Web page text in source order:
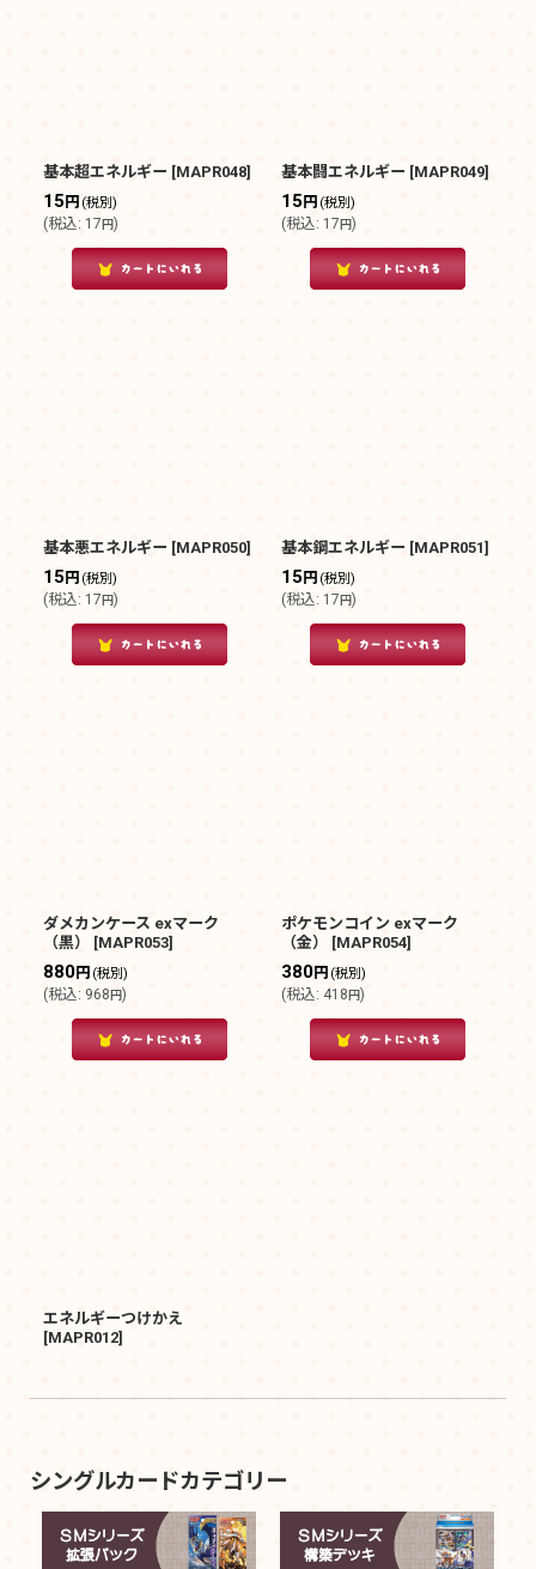
基本超エネルギー [MAPR048]
15 円 (税別)
(税込: 17円)
基本闘エネルギー [MAPR049]
15 円 (税別)
(税込: 17円)
基本悪エネルギー [MAPR050]
15 円 (税別)
(税込: 17円)
基本鋼エネルギー [MAPR051]
15 円 (税別)
(税込: 17円)
ダメカンケース exマーク
（黒）
[MAPR053]
880円 (税別)
(税込: 968円)
ポケモンコイン exマーク
（金）
[MAPR054]
380円 (税別)
(税込: 418円)
エネルギーつけかえ
[MAPR012]
シングルカードカテゴリー